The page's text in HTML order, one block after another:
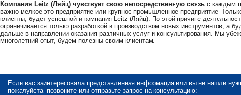
Компания Leitz (Ляйц) чувствует свою непосредственную связь с каждым
важно мелкое это предприятие или крупное промышленное предприятие.
клиенты, будет успешной и компания Leitz (Ляйц). По этой причине
ограничивается только разработкой и производством новых инструментов, а
дальше в направлении оказания различных услуг и консультирования. Мы
многолетний опыт, будем полезны своим клиентам.
Если вас заинтересовала представленная информация или вы не нашли
пожалуйста, позвоните или отправьте запрос на консультацию: